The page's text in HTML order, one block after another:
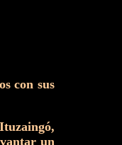
con sus
un